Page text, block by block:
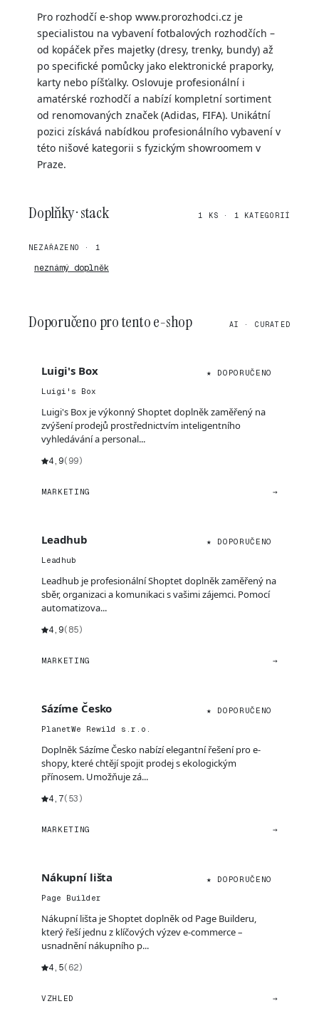
Pro rozhodčí e-shop www.prorozhodci.cz je
specialistou na vybavení fotbalových rozhodčích –
od kopáček přes majetky (dresy, trenky, bundy) až
po specifické pomůcky jako elektronické praporky,
karty nebo píšťalky. Oslovuje profesionální i
amatérské rozhodčí a nabízí kompletní sortiment
od renomovaných značek (Adidas, FIFA). Unikátní
pozici získává nabídkou profesionálního vybavení v
této nišové kategorii s fyzickým showroomem v
Praze.
Doplňky · stack 1 KS · 1 KATEGORIÍ
NEZAŘAZENO · 1
neznámý doplněk
Doporučeno pro tento e-shop AI · CURATED
Luigi's Box
★ DOPORUČENO
Luigi's Box
Luigi's Box je výkonný Shoptet doplněk zaměřený na
zvýšení prodejů prostřednictvím inteligentního
vyhledávání a personal...
4,9(99)
MARKETING →
Leadhub
★ DOPORUČENO
Leadhub
Leadhub je profesionální Shoptet doplněk zaměřený na
sběr, organizaci a komunikaci s vašimi zájemci. Pomocí
automatizova...
4,9(85)
MARKETING →
Sázíme Česko
★ DOPORUČENO
PlanetWe Rewild s.r.o.
Doplněk Sázíme Česko nabízí elegantní řešení pro e-
shopy, které chtějí spojit prodej s ekologickým
přínosem. Umožňuje zá...
4,7(53)
MARKETING →
Nákupní lišta
★ DOPORUČENO
Page Builder
Nákupní lišta je Shoptet doplněk od Page Builderu,
který řeší jednu z klíčových výzev e-commerce –
usnadnění nákupního p...
4,5(62)
VZHLED →